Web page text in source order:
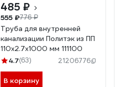
485 ₽
555 ₽776 ₽
Труба для внутренней
канализации Политэк из ПП
110х2.7х1000 мм 111100
4.7(63) 21206776
В корзину